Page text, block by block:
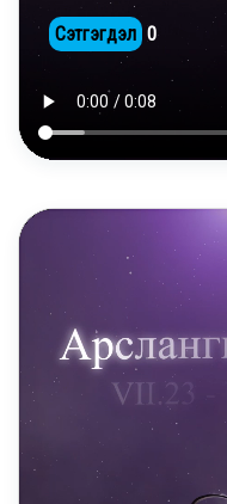
Сэтгэгдэл 0
DAILY REELS